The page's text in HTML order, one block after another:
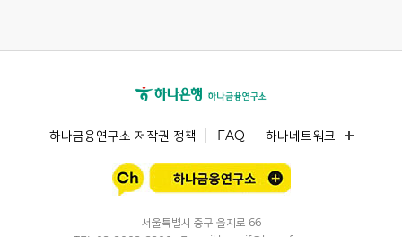
하나금융연구소 저작권 정책 FAQ 하나네트워크
서울특별시 중구 을지로 66